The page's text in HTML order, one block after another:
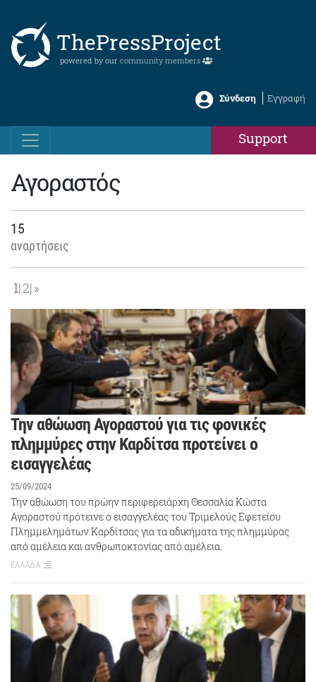
ThePressProject
powered by our community members
Σύνδεση Εγγραφή
Support
Αγοραστός
15
αναρτήσεις
1 2 »
Την αθώωση Αγοραστού για τις φονικές
πλημμύρες στην Καρδίτσα προτείνει ο
εισαγγελέας
25/09/2024
Την αθώωση του πρώην περιφερειάρχη Θεσσαλία Κώστα
Αγοραστού πρότεινε ο εισαγγελέας του Τριμελούς Εφετείου
Πλημμελημάτων Καρδίτσας για τα αδικήματα της πλημμύρας
από αμέλεια και ανθρωποκτονίας από αμέλεια.
ΕΛΛΑΔΑ